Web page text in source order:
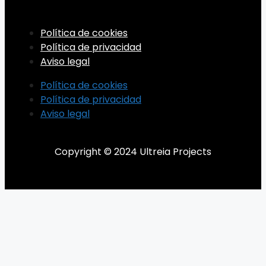
Política de cookies
Política de privacidad
Aviso legal
Política de cookies
Política de privacidad
Aviso legal
Copyright © 2024 Ultreia Projects